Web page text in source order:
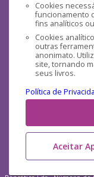
Cookies
funcionamento
fins analíticos
Cookies
outras
anonimato.
site, tornando
seus livros.
Política de
Aceitar